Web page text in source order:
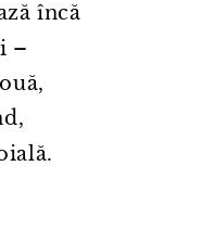
încă
–